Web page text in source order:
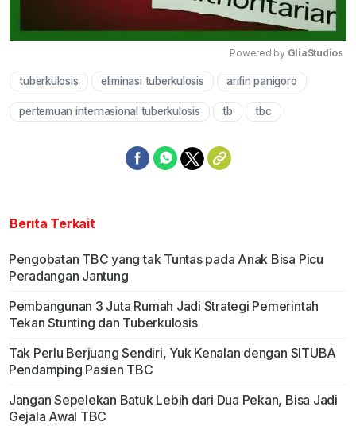
Mute
Powered by GliaStudios
tuberkulosis eliminasi tuberkulosis arifin panigoro
pertemuan internasional tuberkulosis tb tbc
Berita Terkait
Pengobatan TBC yang tak Tuntas pada Anak Bisa Picu
Peradangan Jantung
Pembangunan 3 Juta Rumah Jadi Strategi Pemerintah
Tekan Stunting dan Tuberkulosis
Tak Perlu Berjuang Sendiri, Yuk Kenalan dengan SITUBA
Pendamping Pasien TBC
Jangan Sepelekan Batuk Lebih dari Dua Pekan, Bisa Jadi
Gejala Awal TBC